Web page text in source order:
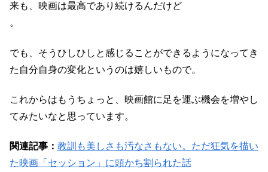
来も、映画は最高であり続けるんだけど
。
でも、そうひしひしと感じることができるようになってき
た自分自身の変化というのは嬉しいもので。
これからはもうちょっと、映画館に足を運ぶ機会を増やし
てみたいなと思っています。
関連記事： 教訓も美しさも汚なさもない。ただ狂気を描い
た映画「セッション」に頭かち割られた話